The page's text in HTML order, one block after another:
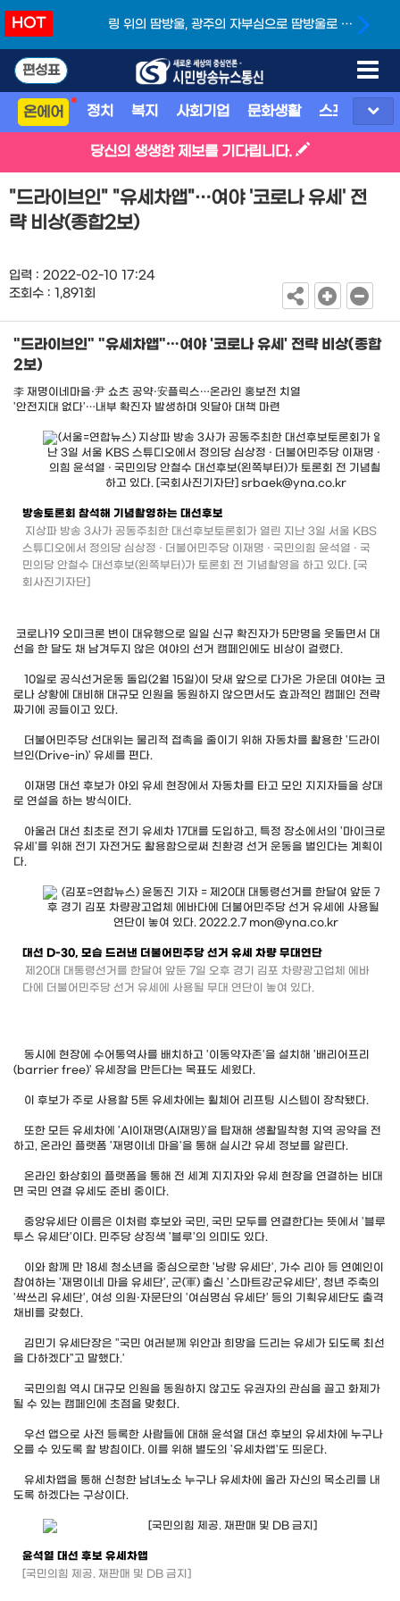
HOT
링 위의 땀방울, 광주의 자부심으로 땀방울로 빚
편성표
온에어 정치 복지 사회기업 문화생활 스포츠 지
당신의 생생한 제보를 기다립니다.
"드라이브인" "유세차앱"…여야 '코로나 유세' 전
략 비상(종합2보)
입력 : 2022-02-10 17:24
조회수 : 1,891회
"드라이브인" "유세차앱"…여야 '코로나 유세' 전략 비상(종합
2보)
李 재명이네마을·尹 쇼츠 공약·安플릭스…온라인 홍보전 치열
'안전지대 없다'…내부 확진자 발생하며 잇달아 대책 마련
방송토론회 참석해 기념촬영하는 대선후보
지상파 방송 3사가 공동주최한 대선후보토론회가 열린 지난 3일 서울 KBS
스튜디오에서 정의당 심상정 · 더불어민주당 이재명 · 국민의힘 윤석열 · 국
민의당 안철수 대선후보(왼쪽부터)가 토론회 전 기념촬영을 하고 있다. [국
회사진기자단]
코로나19 오미크론 변이 대유행으로 일일 신규 확진자가 5만명을 웃돌면서 대
선을 한 달도 채 남겨두지 않은 여야의 선거 캠페인에도 비상이 걸렸다.
10일로 공식선거운동 돌입(2월 15일)이 닷새 앞으로 다가온 가운데 여야는 코
로나 상황에 대비해 대규모 인원을 동원하지 않으면서도 효과적인 캠페인 전략
짜기에 공들이고 있다.
더불어민주당 선대위는 물리적 접촉을 줄이기 위해 자동차를 활용한 '드라이
브인(Drive-in)' 유세를 편다.
이재명 대선 후보가 야외 유세 현장에서 자동차를 타고 모인 지지자들을 상대
로 연설을 하는 방식이다.
아울러 대선 최초로 전기 유세차 17대를 도입하고, 특정 장소에서의 '마이크로
유세'를 위해 전기 자전거도 활용함으로써 친환경 선거 운동을 벌인다는 계획이
다.
대선 D-30, 모습 드러낸 더불어민주당 선거 유세 차량 무대연단
제20대 대통령선거를 한달여 앞둔 7일 오후 경기 김포 차량광고업체 에바
다에 더불어민주당 선거 유세에 사용될 무대 연단이 놓여 있다.
동시에 현장에 수어통역사를 배치하고 '이동약자존'을 설치해 '배리어프리
(barrier free)' 유세장을 만든다는 목표도 세웠다.
이 후보가 주로 사용할 5톤 유세차에는 휠체어 리프팅 시스템이 장착됐다.
또한 모든 유세차에 'AI이재명(AI재밍)'을 탑재해 생활밀착형 지역 공약을 전
하고, 온라인 플랫폼 '재명이네 마을'을 통해 실시간 유세 정보를 알린다.
온라인 화상회의 플랫폼을 통해 전 세계 지지자와 유세 현장을 연결하는 비대
면 국민 연결 유세도 준비 중이다.
중앙유세단 이름은 이처럼 후보와 국민, 국민 모두를 연결한다는 뜻에서 '블루
투스 유세단'이다. 민주당 상징색 '블루'의 의미도 있다.
이와 함께 만 18세 청소년을 중심으로한 '낭랑 유세단', 가수 리아 등 연예인이
참여하는 '재명이네 마을 유세단', 군(軍) 출신 '스마트강군유세단', 청년 주축의
'싹쓰리 유세단', 여성 의원·자문단의 '여심명심 유세단' 등의 기획유세단도 출격
채비를 갖췄다.
김민기 유세단장은 "국민 여러분께 위안과 희망을 드리는 유세가 되도록 최선
을 다하겠다"고 말했다.'
국민의힘 역시 대규모 인원을 동원하지 않고도 유권자의 관심을 끌고 화제가
될 수 있는 캠페인에 초점을 맞췄다.
우선 앱으로 사전 등록한 사람들에 대해 윤석열 대선 후보의 유세차에 누구나
오를 수 있도록 할 방침이다. 이를 위해 별도의 '유세차앱'도 띄운다.
유세차앱을 통해 신청한 남녀노소 누구나 유세차에 올라 자신의 목소리를 내
도록 하겠다는 구상이다.
윤석열 대선 후보 유세차앱
[국민의힘 제공. 재판매 및 DB 금지]